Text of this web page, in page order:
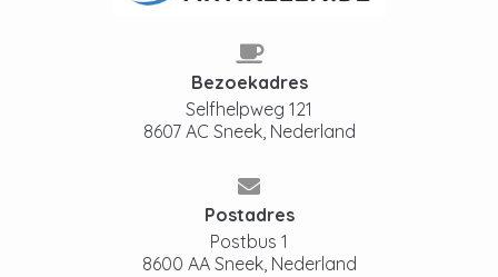
Bezoekadres
Selfhelpweg 121
8607 AC Sneek, Nederland
Postadres
Postbus 1
8600 AA Sneek, Nederland